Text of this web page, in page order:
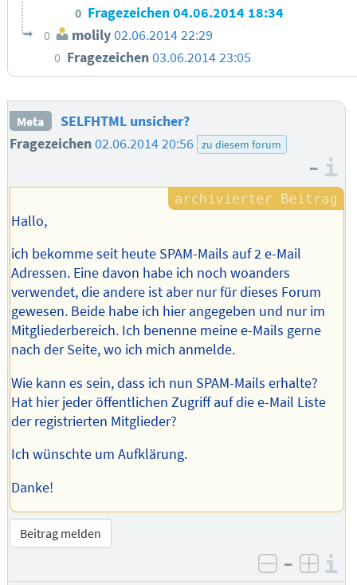
0 Fragezeichen04.06.2014 18:34
0 molily02.06.2014 22:29
0 Fragezeichen03.06.2014 23:05
Meta
SELFHTML unsicher?
Fragezeichen02.06.2014 20:56 zu diesem forum
–
Hallo,
ich bekomme seit heute SPAM-Mails auf 2 e-Mail
Adressen. Eine davon habe ich noch woanders
verwendet, die andere ist aber nur für dieses Forum
gewesen. Beide habe ich hier angegeben und nur im
Mitgliederbereich. Ich benenne meine e-Mails gerne
nach der Seite, wo ich mich anmelde.
Wie kann es sein, dass ich nun SPAM-Mails erhalte?
Hat hier jeder öffentlichen Zugriff auf die e-Mail Liste
der registrierten Mitglieder?
Ich wünschte um Aufklärung.
Danke!
Beitrag melden
negativ
–